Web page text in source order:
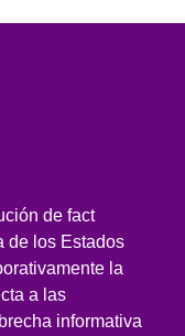
de fact
de los Estados
la
a las
informativa